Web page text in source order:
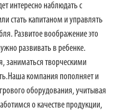
интересно наблюдать с
стать капитаном и управлять
Развитое воображение это
развивать в ребенке.
заниматься творческими
компания пополняет и
оборудования, учитывая
о качестве продукции,